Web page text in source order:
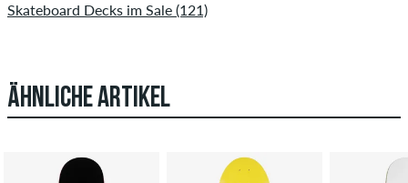
Skateboard Decks im Sale (121)
ÄHNLICHE ARTIKEL